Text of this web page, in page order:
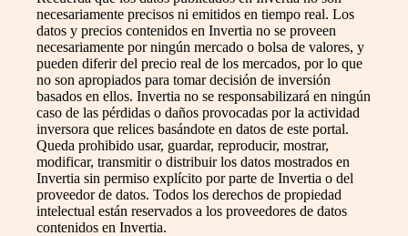
necesariamente precisos ni emitidos en tiempo real. Los
datos y precios contenidos en Invertia no se proveen
necesariamente por ningún mercado o bolsa de valores, y
pueden diferir del precio real de los mercados, por lo que
no son apropiados para tomar decisión de inversión
basados en ellos. Invertia no se responsabilizará en ningún
caso de las pérdidas o daños provocadas por la actividad
inversora que relices basándote en datos de este portal.
Queda prohibido usar, guardar, reproducir, mostrar,
modificar, transmitir o distribuir los datos mostrados en
Invertia sin permiso explícito por parte de Invertia o del
proveedor de datos. Todos los derechos de propiedad
intelectual están reservados a los proveedores de datos
contenidos en Invertia.